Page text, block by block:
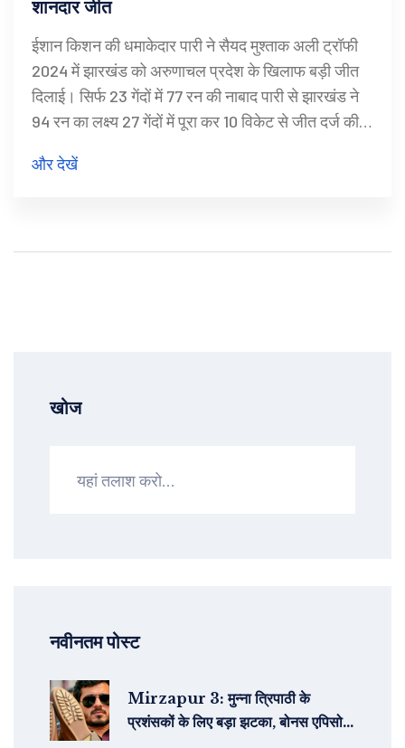
शानदार जीत
ईशान किशन की धमाकेदार पारी ने सैयद मुश्ताक अली ट्रॉफी
2024 में झारखंड को अरुणाचल प्रदेश के खिलाफ बड़ी जीत
दिलाई। सिर्फ 23 गेंदों में 77 रन की नाबाद पारी से झारखंड ने
94 रन का लक्ष्य 27 गेंदों में पूरा कर 10 विकेट से जीत दर्ज की।
टूर्नामेंट का रिकॉर्ड बना दिया।
और देखें
खोज
नवीनतम पोस्ट
Mirzapur 3: मुन्‍ना त्रिपाठी के
प्रशंसकों के लिए बड़ा झटका, बोनस एपिसोड